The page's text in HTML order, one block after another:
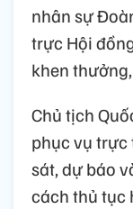
nhân sự
trực Hội
khen
Chủ tịch
phục vụ trực
sát, dự báo
cách thủ tục